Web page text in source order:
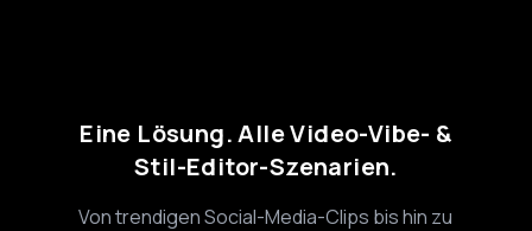
Eine Lösung. Alle Video-Vibe- &
Stil-Editor-Szenarien.
Von trendigen Social-Media-Clips bis hin zu